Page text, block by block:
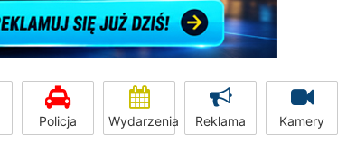
Policja Wydarzenia Reklama Kamery